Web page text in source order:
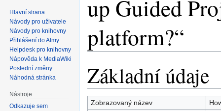
up Guided
platform?“
na
navigaci
na
vyhledávání
Základní údaje
Zobrazovaný název
Hlavní strana
Návody pro uživatele
Návody pro knihovny
Přihlášení do Almy
Helpdesk pro knihovny
Nápověda k MediaWiki
Poslední změny
Náhodná stránka
Nástroje
Odkazuje sem